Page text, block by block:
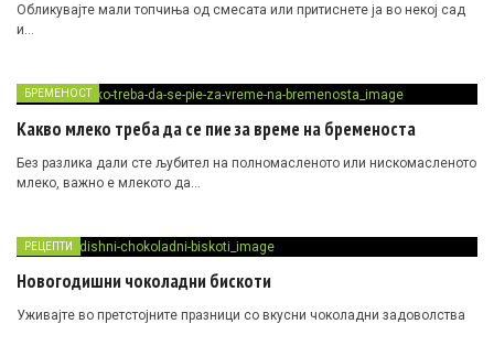
Обликувајте мали топчиња од смесата или притиснете ја во некој сад
и…
БРЕМЕНОСТ
Какво млеко треба да се пие за време на бременоста
Без разлика дали сте љубител на полномасленото или нискомасленото
млеко, важно е млекото да…
РЕЦЕПТИ
Новогодишни чоколадни бискоти
Уживајте во претстојните празници со вкусни чоколадни задоволства